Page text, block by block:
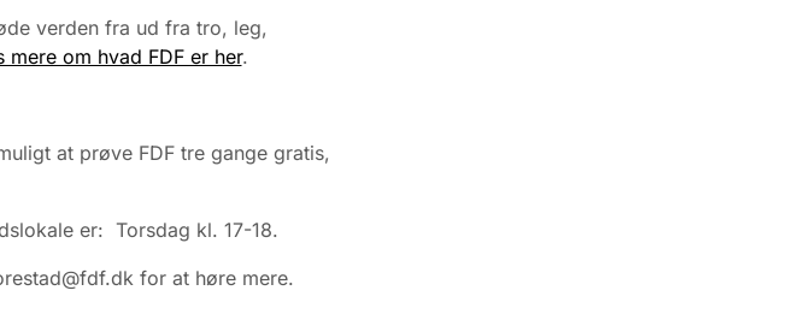
verden fra ud fra tro, leg,
mere om hvad FDF er her.
at prøve FDF tre gange gratis,
er: Torsdag kl. 17-18.
for at høre mere.